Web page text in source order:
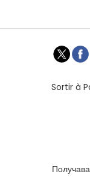
Sortir à